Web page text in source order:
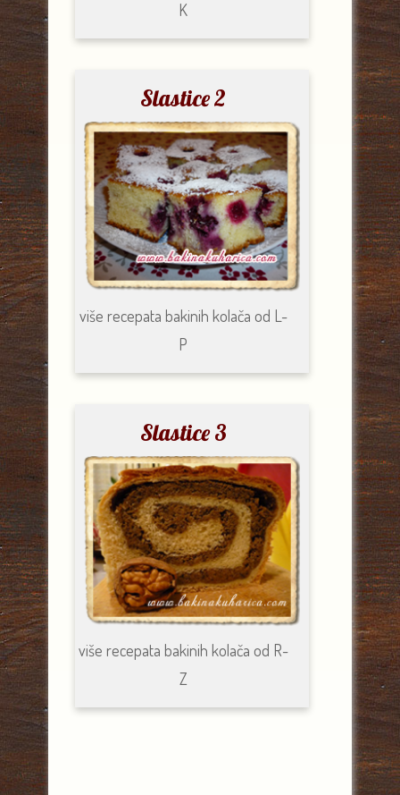
K
Slastice 2
više recepata bakinih kolača od L-
P
Slastice 3
više recepata bakinih kolača od R-
Z